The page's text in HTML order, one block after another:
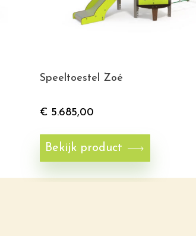
Speeltoestel Zoé
€ 5.685,00
Bekijk product